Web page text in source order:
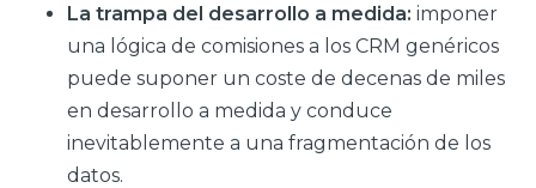
La trampa del desarrollo a medida: imponer
una lógica de comisiones a los CRM genéricos
puede suponer un coste de decenas de miles
en desarrollo a medida y conduce
inevitablemente a una fragmentación de los
datos.